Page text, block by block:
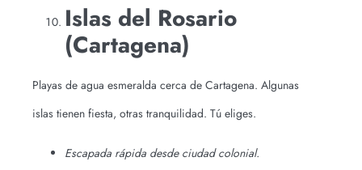
Islas del Rosario
(Cartagena)
Playas de agua esmeralda cerca de Cartagena. Algunas
islas tienen fiesta, otras tranquilidad. Tú eliges.
Escapada rápida desde ciudad colonial.